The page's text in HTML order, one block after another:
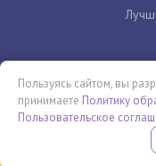
Бесплатная
ПРОВЕДИ ЭТО
Пользуясь сайтом, вы
принимаете Политику
Пользовательское